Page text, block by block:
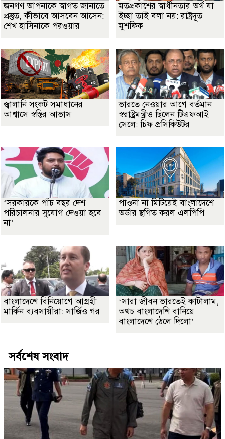
জনগণ আপনাকে স্বাগত জানাতে
প্রস্তুত, কীভাবে আসবেন আসেন:
শেখ হাসিনাকে পরওয়ার
মতপ্রকাশের স্বাধীনতার অর্থ যা
ইচ্ছা তাই বলা নয়: রাষ্ট্রদূত
মুশফিক
জ্বালানি সংকট সমাধানের
আশ্বাসে স্বস্তির আভাস
ভারতে নেওয়ার আগে বর্তমান
স্বরাষ্ট্রমন্ত্রীও ছিলেন টিএফআই
সেলে: চিফ প্রসিকিউটর
‘সরকারকে পাঁচ বছর দেশ
পরিচালনার সুযোগ দেওয়া হবে
না’
পাওনা না মিটিয়েই বাংলাদেশে
অর্ডার স্থগিত করল এলপিপি
বাংলাদেশে বিনিয়োগে আগ্রহী
মার্কিন ব্যবসায়ীরা: সার্জিও গর
‘সারা জীবন ভারতেই কাটালাম,
অথচ বাংলাদেশি বানিয়ে
বাংলাদেশে ঠেলে দিলো’
সর্বশেষ সংবাদ